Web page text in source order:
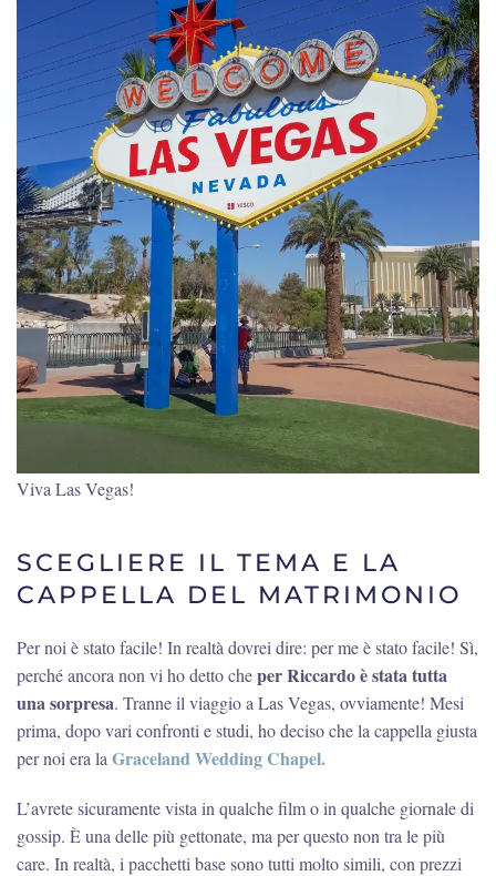
Viva Las Vegas!
SCEGLIERE IL TEMA E LA
CAPPELLA DEL MATRIMONIO
Per noi è stato facile! In realtà dovrei dire: per me è stato facile! Sì,
perché ancora non vi ho detto cheper Riccardo è stata tutta
una sorpresa. Tranne il viaggio a Las Vegas, ovviamente! Mesi
prima, dopo vari confronti e studi, ho deciso che la cappella giusta
per noi era la Graceland Wedding Chapel.
L’avrete sicuramente vista in qualche film o in qualche giornale di
gossip. È una delle più gettonate, ma per questo non tra le più
care. In realtà, i pacchetti base sono tutti molto simili, con prezzi